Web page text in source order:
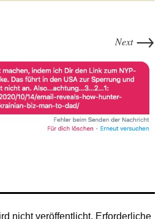
Next →
nicht veröffentlicht. Erforderliche